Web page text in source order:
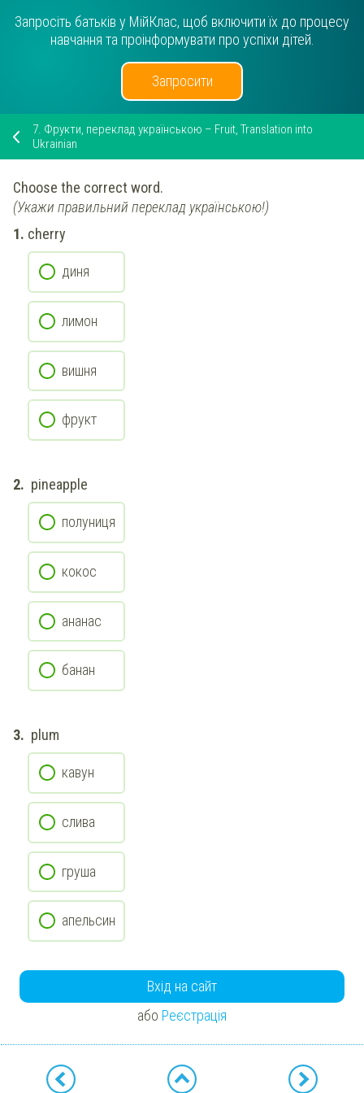
Запросіть батьків у МійКлас, щоб включити їх до процесу
навчання та проінформувати про успіхи дітей.
Запросити
7. Фрукти, переклад українською – Fruit, Translation into
Ukrainian
Choose the correct word.
(Укажи правильний переклад українською!)
cherry
диня
лимон
вишня
фрукт
pineapple
полуниця
кокос
ананас
банан
plum
кавун
слива
груша
апельсин
Вхід на сайт
або Реєстрація